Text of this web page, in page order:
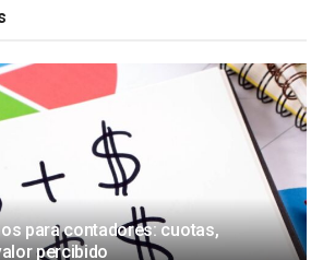
para contadores: cuotas,
percibido